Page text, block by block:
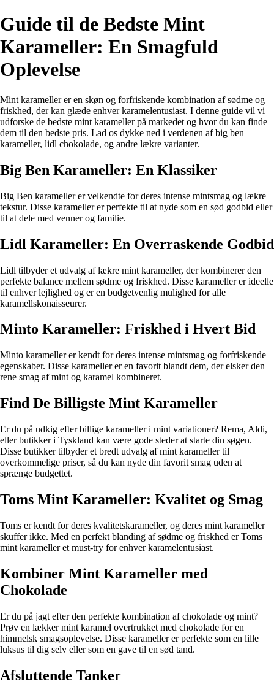
Guide til de Bedste Mint
Karameller: En Smagfuld
Oplevelse
Mint karameller er en skøn og forfriskende kombination af sødme og
friskhed, der kan glæde enhver karamelentusiast. I denne guide vil vi
udforske de bedste mint karameller på markedet og hvor du kan finde
dem til den bedste pris. Lad os dykke ned i verdenen af big ben
karameller, lidl chokolade, og andre lækre varianter.
Big Ben Karameller: En Klassiker
Big Ben karameller er velkendte for deres intense mintsmag og lækre
tekstur. Disse karameller er perfekte til at nyde som en sød godbid eller
til at dele med venner og familie.
Lidl Karameller: En Overraskende Godbid
Lidl tilbyder et udvalg af lækre mint karameller, der kombinerer den
perfekte balance mellem sødme og friskhed. Disse karameller er ideelle
til enhver lejlighed og er en budgetvenlig mulighed for alle
karamellskonaisseurer.
Minto Karameller: Friskhed i Hvert Bid
Minto karameller er kendt for deres intense mintsmag og forfriskende
egenskaber. Disse karameller er en favorit blandt dem, der elsker den
rene smag af mint og karamel kombineret.
Find De Billigste Mint Karameller
Er du på udkig efter billige karameller i mint variationer? Rema, Aldi,
eller butikker i Tyskland kan være gode steder at starte din søgen.
Disse butikker tilbyder et bredt udvalg af mint karameller til
overkommelige priser, så du kan nyde din favorit smag uden at
sprænge budgettet.
Toms Mint Karameller: Kvalitet og Smag
Toms er kendt for deres kvalitetskarameller, og deres mint karameller
skuffer ikke. Med en perfekt blanding af sødme og friskhed er Toms
mint karameller et must-try for enhver karamelentusiast.
Kombiner Mint Karameller med
Chokolade
Er du på jagt efter den perfekte kombination af chokolade og mint?
Prøv en lækker mint karamel overtrukket med chokolade for en
himmelsk smagsoplevelse. Disse karameller er perfekte som en lille
luksus til dig selv eller som en gave til en sød tand.
Afsluttende Tanker